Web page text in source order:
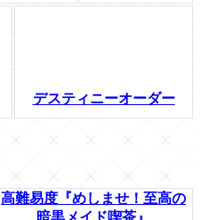
デスティニーオーダー
高難易度『めしませ！至高の
暗黒メイド喫茶』